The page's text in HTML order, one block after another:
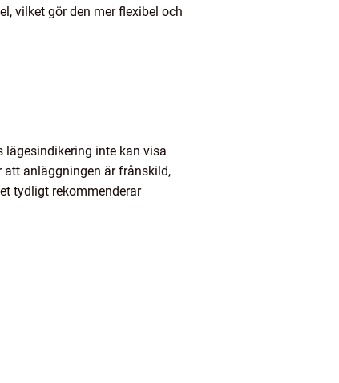
vilket gör den mer flexibel och
lägesindikering inte kan visa
anläggningen är frånskild,
tydligt rekommenderar